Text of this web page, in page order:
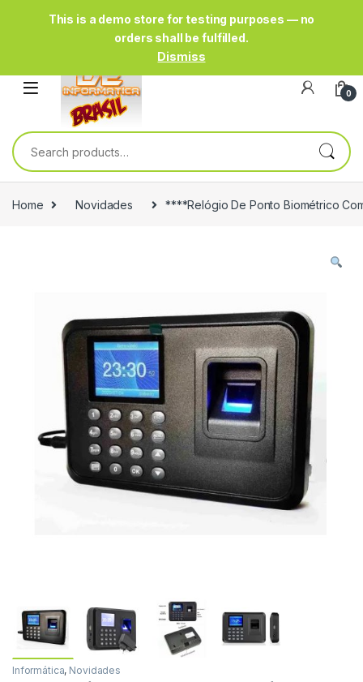
0
Search for:
Home Novidades ****Relógio De Ponto Biométrico
Informática, Novidades
This is a demo store for testing purposes — no
orders shall be fulfilled.
Dismiss